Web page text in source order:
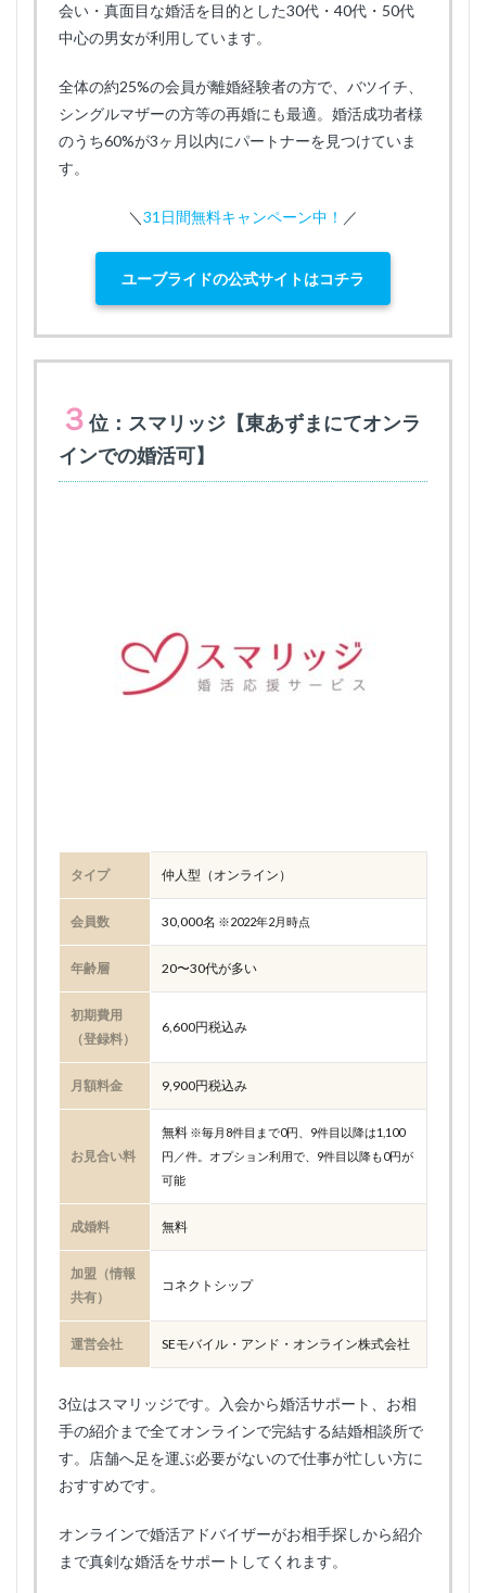
会い・真面目な婚活を目的とした30代・40代・50代
中心の男女が利用しています。
全体の約25%の会員が離婚経験者の方で、バツイチ、
シングルマザーの方等の再婚にも最適。婚活成功者様
のうち60%が3ヶ月以内にパートナーを見つけていま
す。
＼ 31日間無料キャンペーン中！ ／
ユーブライドの公式サイトはコチラ
３ 位：スマリッジ【東あずまにてオンラ
インでの婚活可】
タイプ 仲人型（オンライン）
会員数 30,000名 ※2022年2月時点
年齢層 20〜30代が多い
初期費用
（登録料）
6,600円税込み
月額料金 9,900円税込み
お見合い料
無料 ※毎月8件目まで0円、9件目以降は1,100
円／件。オプション利用で、9件目以降も0円が
可能
成婚料 無料
加盟（情報
共有）
コネクトシップ
運営会社 SEモバイル・アンド・オンライン株式会社
3位はスマリッジです。入会から婚活サポート、お相
手の紹介まで全てオンラインで完結する結婚相談所で
す。店舗へ足を運ぶ必要がないので仕事が忙しい方に
おすすめです。
オンラインで婚活アドバイザーがお相手探しから紹介
まで真剣な婚活をサポートしてくれます。